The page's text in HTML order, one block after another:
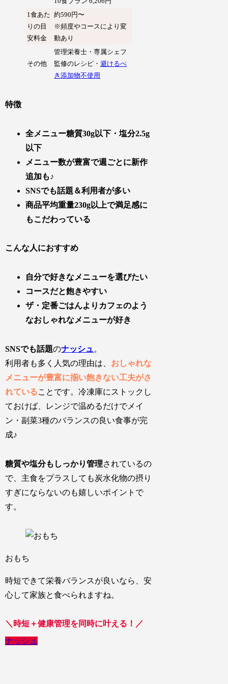
1食あた
りの目
安料金
約590円〜
※頻度やコースにより変
動あり
その他
管理栄養士・専属シェフ
監修のレシピ・避けるべ
き添加物不使用
特徴
全メニュー糖質30g以下・塩分2.5g
以下
メニュー数が豊富で週ごとに新作
追加も♪
SNSでも話題＆利用者が多い
商品平均重量230g以上で満足感に
もこだわっている
こんな人におすすめ
自分で好きなメニューを選びたい
コースだと飽きやすい
ザ・定番ごはんよりカフェのよう
なおしゃれなメニューが好き
SNSでも話題のナッシュ。
利用者も多く人気の理由は、 おしゃれな
メニューが豊富に揃い飽きない工夫がさ
れていることです。冷凍庫にストックし
ておけば、レンジで温めるだけでメイ
ン・副菜3種のバランスの良い食事が完
成♪
糖質や塩分もしっかり管理されているの
で、 主食をプラスしても炭水化物の摂り
すぎにならないのも嬉しいポイントで
す。
おもち
時短できて栄養バランスが良いなら、安
心して家族と食べられますね。
＼時短＋健康管理を同時に叶える！／
ナッシュ